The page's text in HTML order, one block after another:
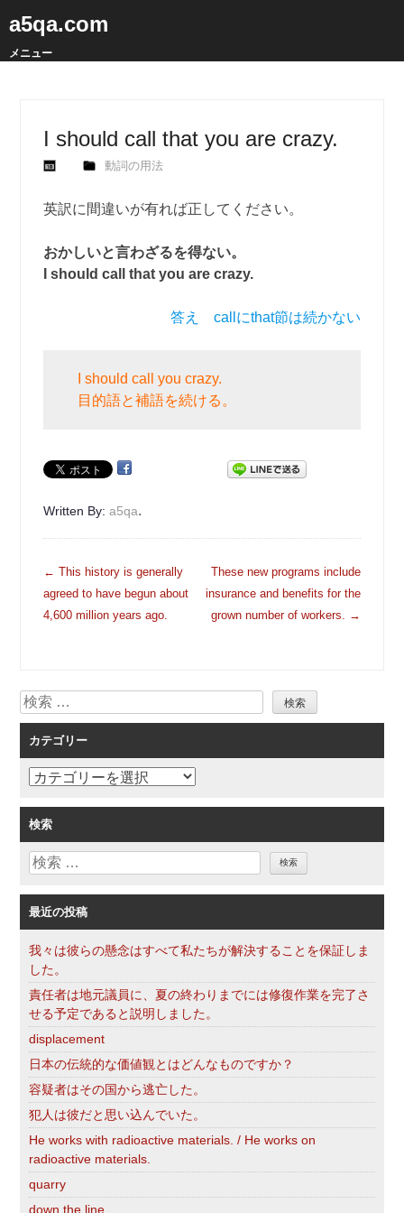
a5qa.com
メニュー
I should call that you are crazy.
動詞の用法
英訳に間違いが有れば正してください。
おかしいと言わざるを得ない。
I should call that you are crazy.
答え callにthat節は続かない
I should call you crazy.
目的語と補語を続ける。
Written By:a5qa.
投
稿
ナ
シ
ョ
ン
← This history is generally
agreed to have begun about
4,600 million years ago.
These new programs include
insurance and benefits for the
grown number of workers. →
検
索
カテゴリー
カ
ゴ
リ
ー
検索
検
最近の投稿
我々は彼らの懸念はすべて私たちが解決することを保証しま
した。
責任者は地元議員に、夏の終わりまでには修復作業を完了さ
せる予定であると説明しました。
displacement
日本の伝統的な価値観とはどんなものですか？
容疑者はその国から逃亡した。
犯人は彼だと思い込んでいた。
He works with radioactive materials. / He works on
radioactive materials.
quarry
down the line